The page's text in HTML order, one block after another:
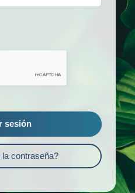
sesión
contraseña?